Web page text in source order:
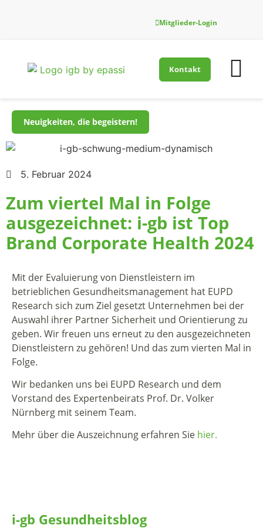
Mitglieder-Login
Kontakt
Neuigkeiten, die begeistern!
5. Februar 2024
Zum viertel Mal in Folge
ausgezeichnet: i-gb ist Top
Brand Corporate Health 2024
Mit der Evaluierung von Dienstleistern im
betrieblichen Gesundheitsmanagement hat EUPD
Research sich zum Ziel gesetzt Unternehmen bei der
Auswahl ihrer Partner Sicherheit und Orientierung zu
geben. Wir freuen uns erneut zu den ausgezeichneten
Dienstleistern zu gehören! Und das zum vierten Mal in
Folge.
Wir bedanken uns bei EUPD Research und dem
Vorstand des Expertenbeirats Prof. Dr. Volker
Nürnberg mit seinem Team.
Mehr über die Auszeichnung erfahren Sie hier.
i-gb Gesundheitsblog